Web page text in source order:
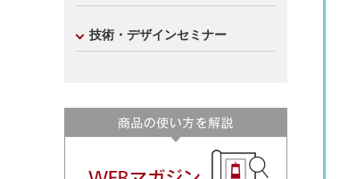
技術・デザインセミナー